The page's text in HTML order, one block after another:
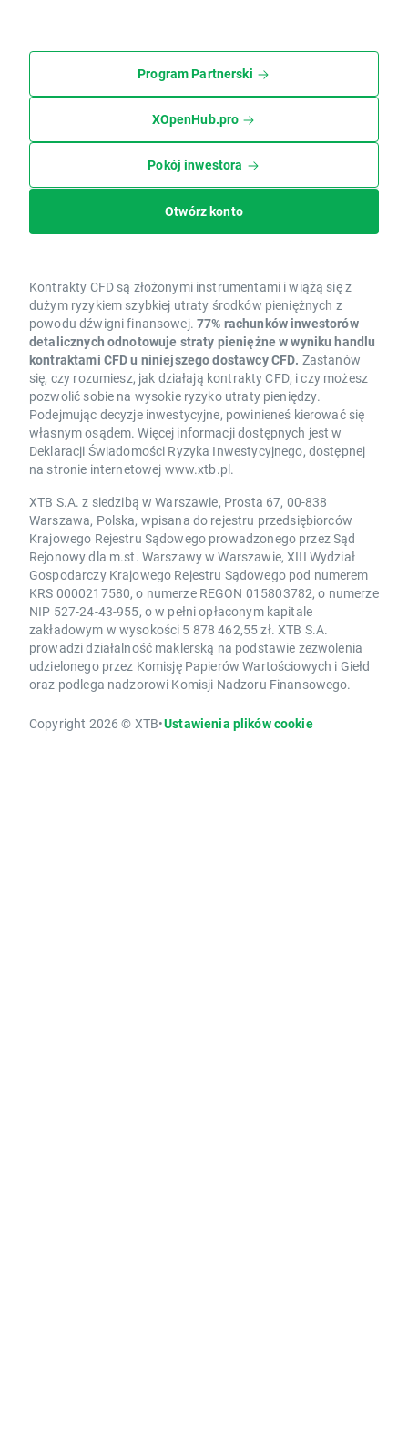
Program Partnerski
XOpenHub.pro
Pokój inwestora
Otwórz konto
Kontrakty CFD są złożonymi instrumentami i wiążą się z
dużym ryzykiem szybkiej utraty środków pieniężnych z
powodu dźwigni finansowej. 77% rachunków inwestorów
detalicznych odnotowuje straty pieniężne w wyniku handlu
kontraktami CFD u niniejszego dostawcy CFD. Zastanów
się, czy rozumiesz, jak działają kontrakty CFD, i czy możesz
pozwolić sobie na wysokie ryzyko utraty pieniędzy.
Podejmując decyzje inwestycyjne, powinieneś kierować się
własnym osądem. Więcej informacji dostępnych jest w
Deklaracji Świadomości Ryzyka Inwestycyjnego, dostępnej
na stronie internetowej www.xtb.pl.
XTB S.A. z siedzibą w Warszawie, Prosta 67, 00-838
Warszawa, Polska, wpisana do rejestru przedsiębiorców
Krajowego Rejestru Sądowego prowadzonego przez Sąd
Rejonowy dla m.st. Warszawy w Warszawie, XIII Wydział
Gospodarczy Krajowego Rejestru Sądowego pod numerem
KRS 0000217580, o numerze REGON 015803782, o numerze
NIP 527-24-43-955, o w pełni opłaconym kapitale
zakładowym w wysokości 5 878 462,55 zł. XTB S.A.
prowadzi działalność maklerską na podstawie zezwolenia
udzielonego przez Komisję Papierów Wartościowych i Giełd
oraz podlega nadzorowi Komisji Nadzoru Finansowego.
Copyright 2026 © XTB•Ustawienia plików cookie